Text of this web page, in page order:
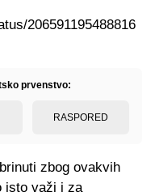
206591195488816
prvenstvo:
RASPORED
zbog ovakvih
isto važi i za